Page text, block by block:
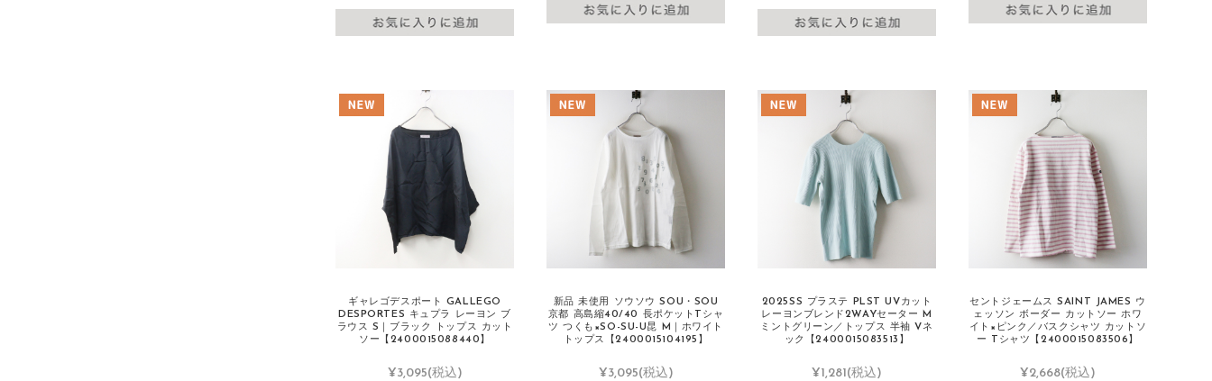
ギャレゴデスポート GALLEGO
DESPORTES キュプラ レーヨン ブ
ラウス S｜ブラック トップス カット
ソー【2400015088440】
¥3,095(税込)
新品 未使用 ソウソウ SOU・SOU
京都 高島縮40/40 長ポケットTシャ
ツ つくも×SO-SU-U昆 M｜ホワイト
トップス【2400015104195】
¥3,095(税込)
2025SS プラステ PLST UVカット
レーヨンブレンド2WAYセーター M
ミントグリーン／トップス 半袖 Vネ
ック【2400015083513】
¥1,281(税込)
セントジェームス SAINT JAMES ウ
ェッソン ボーダー カットソー ホワ
イト×ピンク／バスクシャツ カットソ
ー Tシャツ【2400015083506】
¥2,668(税込)